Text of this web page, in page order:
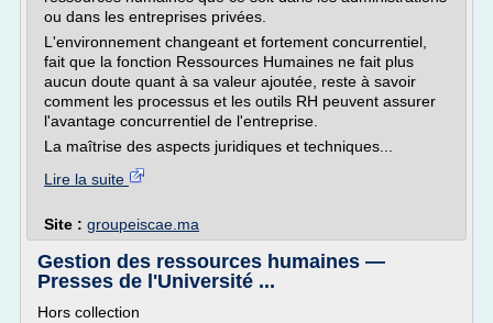
ou dans les entreprises privées.
L'environnement changeant et fortement concurrentiel,
fait que la fonction Ressources Humaines ne fait plus
aucun doute quant à sa valeur ajoutée, reste à savoir
comment les processus et les outils RH peuvent assurer
l'avantage concurrentiel de l'entreprise.
La maîtrise des aspects juridiques et techniques...
Lire la suite
Site : groupeiscae.ma
Gestion des ressources humaines —
Presses de l'Université ...
Hors collection